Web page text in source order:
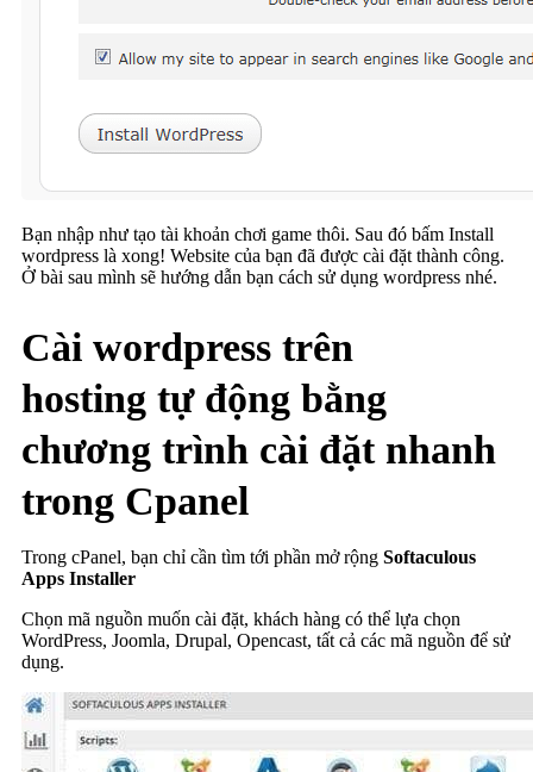
Bạn nhập như tạo tài khoản chơi game thôi. Sau đó bấm Install
wordpress là xong! Website của bạn đã được cài đặt thành công.
Ở bài sau mình sẽ hướng dẫn bạn cách sử dụng wordpress nhé.
Cài wordpress trên
hosting tự động bằng
chương trình cài đặt nhanh
trong Cpanel
Trong cPanel, bạn chỉ cần tìm tới phần mở rộng Softaculous
Apps Installer​
Chọn mã nguồn muốn cài đặt, khách hàng có thể lựa chọn
WordPress, Joomla, Drupal, Opencast, tất cả các mã nguồn để sử
dụng.